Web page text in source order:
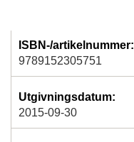
ISBN-/artikelnummer:
9789152305751
Utgivningsdatum:
2015-09-30